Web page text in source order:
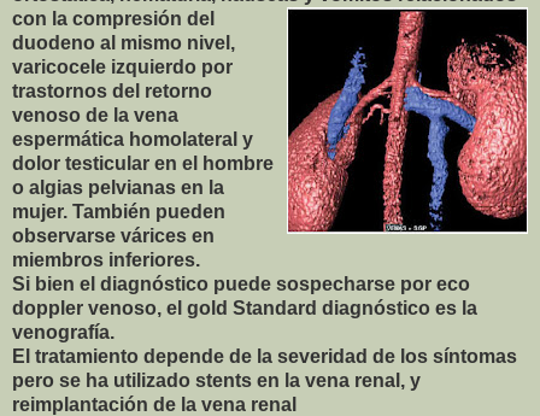
con la compresión del
duodeno al mismo nivel,
varicocele izquierdo por
trastornos del retorno
venoso de la vena
espermática homolateral y
dolor testicular en el hombre
o algias pelvianas en la
mujer. También pueden
observarse várices en
miembros inferiores.
Si bien el diagnóstico puede sospecharse por eco
doppler venoso, el gold Standard diagnóstico es la
venografía.
El tratamiento depende de la severidad de los síntomas
pero se ha utilizado stents en la vena renal, y
reimplantación de la vena renal